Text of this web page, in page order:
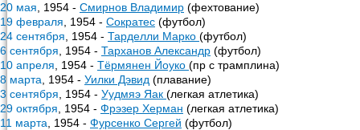
20 мая , 1954 - Смирнов Владимир (фехтование)
19 февраля , 1954 - Сократес (футбол)
24 сентября , 1954 - Тарделли Марко (футбол)
6 сентября , 1954 - Тарханов Александр (футбол)
10 апреля , 1954 - Тёрмянен Йоуко (пр с трамплина)
8 марта , 1954 - Уилки Дэвид (плавание)
3 сентября , 1954 - Уудмяэ Яак (легкая атлетика)
29 октября , 1954 - Фрэзер Херман (легкая атлетика)
11 марта , 1954 - Фурсенко Сергей (футбол)